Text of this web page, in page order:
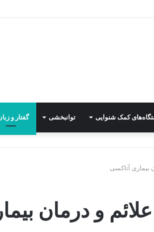
کمک شنوایی توانبخشی گفتار و
بیماری آتاکسی
و درمان